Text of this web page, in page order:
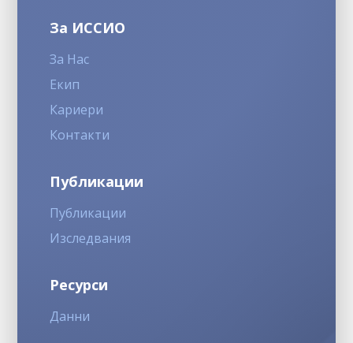
За ИССИО
За Нас
Екип
Кариери
Контакти
Публикации
Публикации
Изследвания
Ресурси
Данни